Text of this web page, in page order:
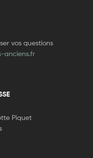
vos questions
anciens.fr
Piquet